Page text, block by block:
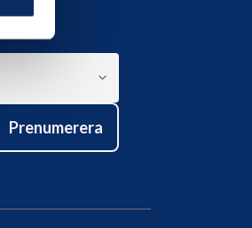
Prenumerera